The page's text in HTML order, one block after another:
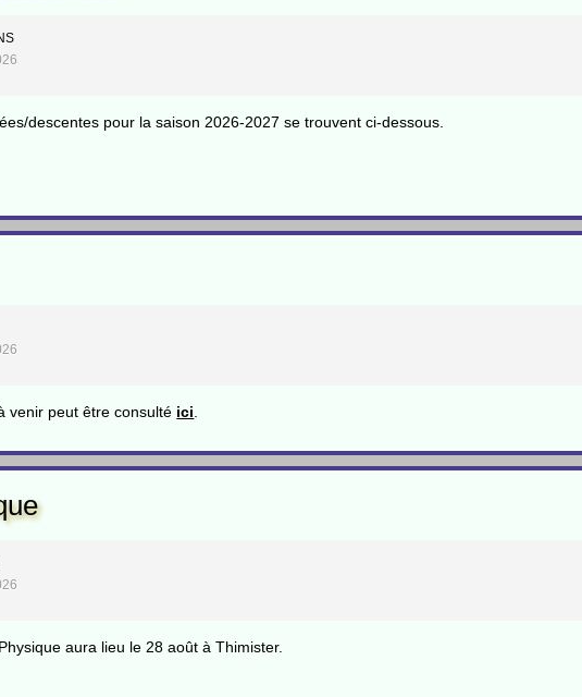
descentes pour la saison 2026-2027 se trouvent ci-dessous.
venir peut être consulté ici.
aura lieu le 28 août à Thimister.